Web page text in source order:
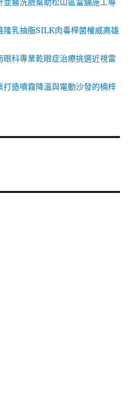
並醫洗臉幫助松山區當舖施工導
隆乳抽脂SILK肉毒桿菌權威高雄
眼科專業乾眼症治療挑選近視雷
打造噴霧降溫與電動沙發的楠梓